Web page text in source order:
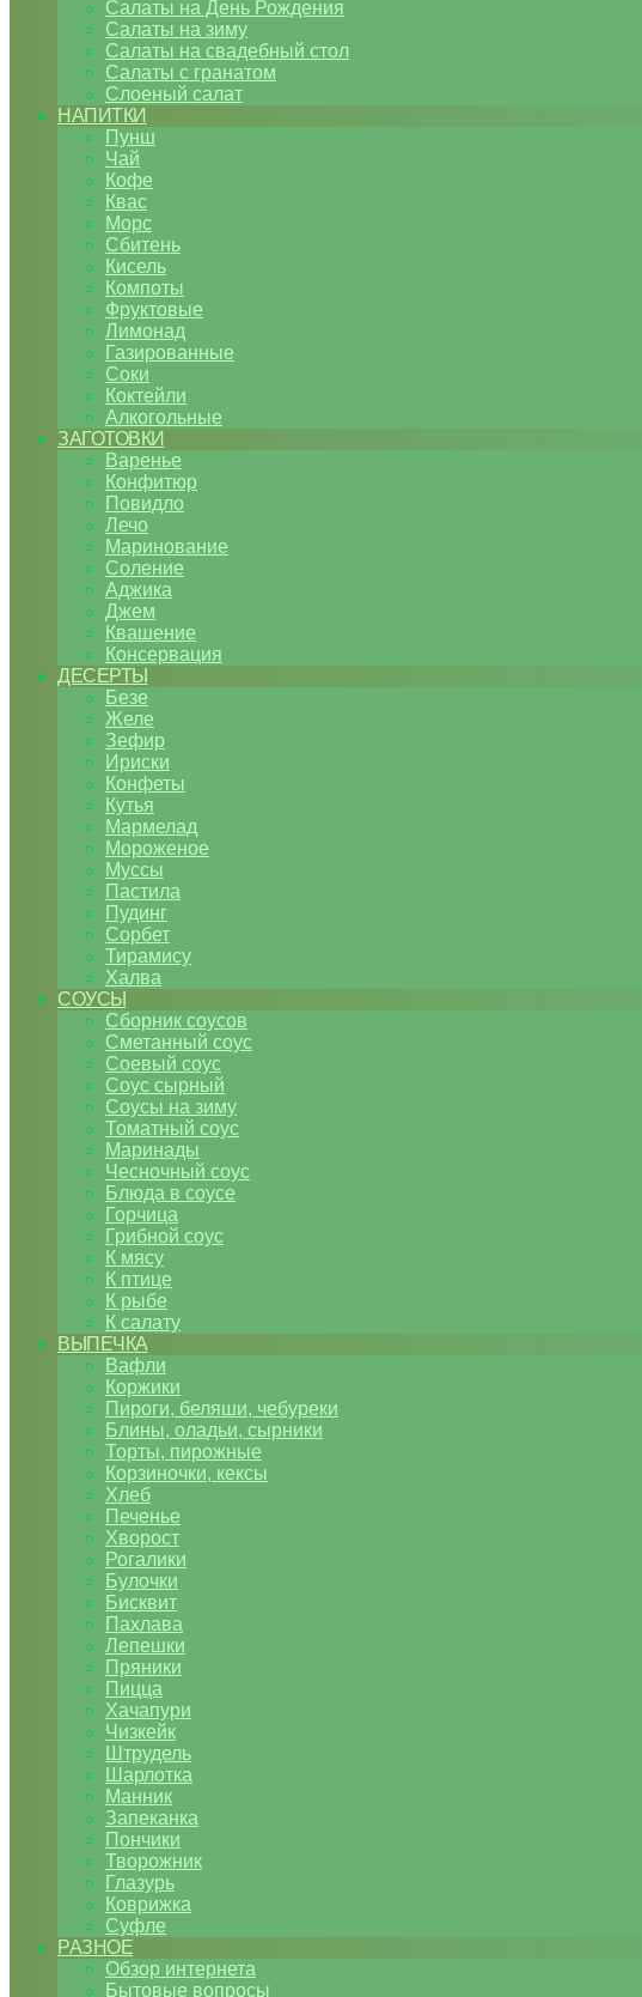
Салаты на День Рождения
Салаты на зиму
Салаты на свадебный стол
Салаты с гранатом
Слоеный салат
НАПИТКИ
Пунш
Чай
Кофе
Квас
Морс
Сбитень
Кисель
Компоты
Фруктовые
Лимонад
Газированные
Соки
Коктейли
Алкогольные
ЗАГОТОВКИ
Варенье
Конфитюр
Повидло
Лечо
Маринование
Соление
Аджика
Джем
Квашение
Консервация
ДЕСЕРТЫ
Безе
Желе
Зефир
Ириски
Конфеты
Кутья
Мармелад
Мороженое
Муссы
Пастила
Пудинг
Сорбет
Тирамису
Халва
СОУСЫ
Сборник соусов
Сметанный соус
Соевый соус
Соус сырный
Соусы на зиму
Томатный соус
Маринады
Чесночный соус
Блюда в соусе
Горчица
Грибной соус
К мясу
К птице
К рыбе
К салату
ВЫПЕЧКА
Вафли
Коржики
Пироги, беляши, чебуреки
Блины, оладьи, сырники
Торты, пирожные
Корзиночки, кексы
Хлеб
Печенье
Хворост
Рогалики
Булочки
Бисквит
Пахлава
Лепешки
Пряники
Пицца
Хачапури
Чизкейк
Штрудель
Шарлотка
Манник
Запеканка
Пончики
Творожник
Глазурь
Коврижка
Суфле
РАЗНОЕ
Обзор интернета
Бытовые вопросы